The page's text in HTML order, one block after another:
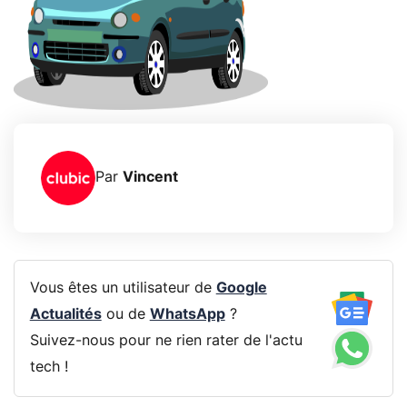
Par Vincent
Vous êtes un utilisateur de Google
Actualitésou de WhatsApp?
Suivez-nous pour ne rien rater de l'actu
tech !